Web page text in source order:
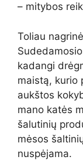
– mitybos
Toliau
kadangi
maistą, kurio
aukštos
mano katės
šalutinių
mėsos
nuspėjama.